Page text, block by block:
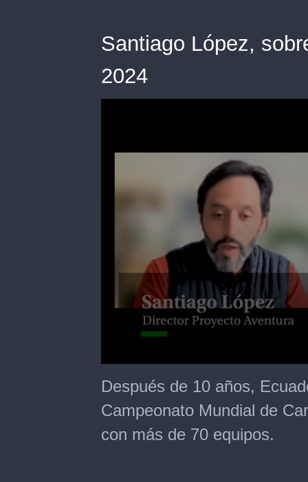
Santiago López,
2024
seconds
of
minute,
seconds
Después de 10 años,
Campeonato Mundial de
con más de 70 equipos.